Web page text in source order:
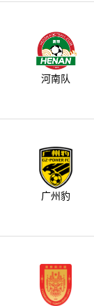
河南队
广州豹